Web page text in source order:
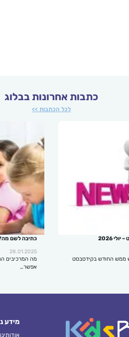
כתבות אחרונות בבלוג
לכל הכתבות >>
2026
החודש בקידסבסט
כתיבה לשם
28.01.2025
מה המרכיבים
אפשר…
מידע
אודותינו